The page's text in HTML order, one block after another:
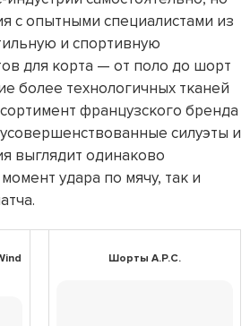
с опытными специалистами из
и спортивную
для корта — от поло до шорт
более технологичных тканей
французского бренда
силуэты и
выглядит одинаково
удара по мячу, так и
Шорты A.P.C.